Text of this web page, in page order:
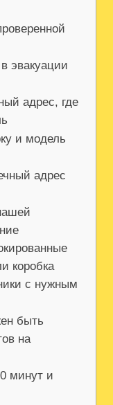
эвакуации
адрес, где
и модель
адрес
коробка
с нужным
быть
на
минут и